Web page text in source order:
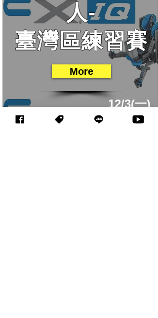
人-
臺灣區練習賽
More
12/3(一)